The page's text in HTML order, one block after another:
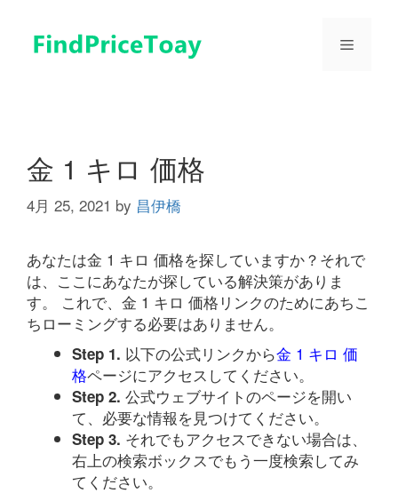
メ
金 1 キロ 価格
4月 25, 2021 by 昌伊橋
あなたは金 1 キロ 価格を探していますか？それで
は、ここにあなたが探している解決策がありま
す。 これで、金 1 キロ 価格リンクのためにあちこ
ちローミングする必要はありません。
Step 1. 以下の公式リンクから金 1 キロ 価
格ページにアクセスしてください。
Step 2. 公式ウェブサイトのページを開い
て、必要な情報を見つけてください。
Step 3. それでもアクセスできない場合は、
右上の検索ボックスでもう一度検索してみ
てください。